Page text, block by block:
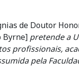
de Doutor
Byrne] pretende a
profissionais,
pela